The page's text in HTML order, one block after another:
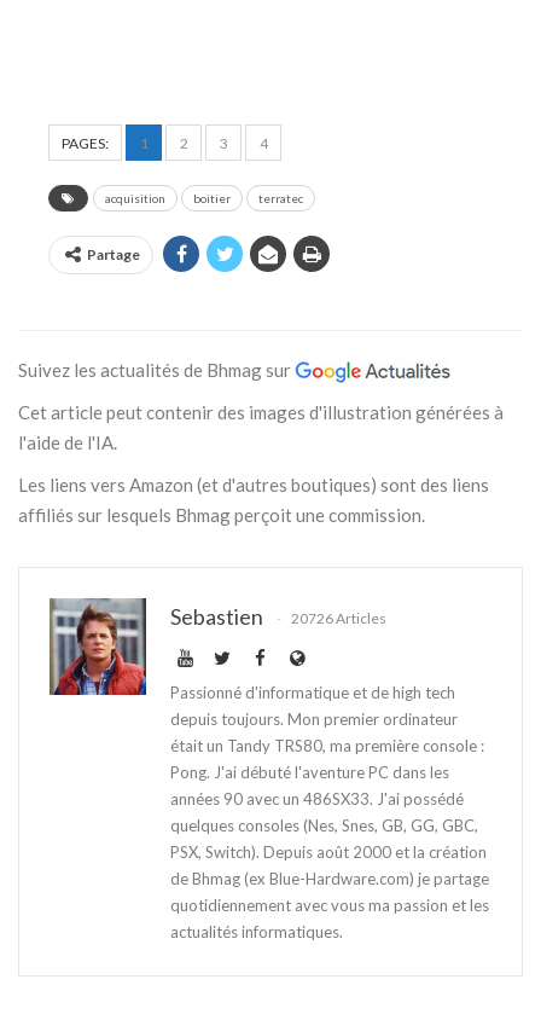
PAGES: 1 2 3 4
acquisition boitier terratec
Partage
Suivez les actualités de Bhmag sur
Cet article peut contenir des images d'illustration générées à
l'aide de l'IA.
Les liens vers Amazon (et d'autres boutiques) sont des liens
affiliés sur lesquels Bhmag perçoit une commission.
Sebastien 20726 Articles
Passionné d'informatique et de high tech
depuis toujours. Mon premier ordinateur
était un Tandy TRS80, ma première console :
Pong. J'ai débuté l'aventure PC dans les
années 90 avec un 486SX33. J'ai possédé
quelques consoles (Nes, Snes, GB, GG, GBC,
PSX, Switch). Depuis août 2000 et la création
de Bhmag (ex Blue-Hardware.com) je partage
quotidiennement avec vous ma passion et les
actualités informatiques.